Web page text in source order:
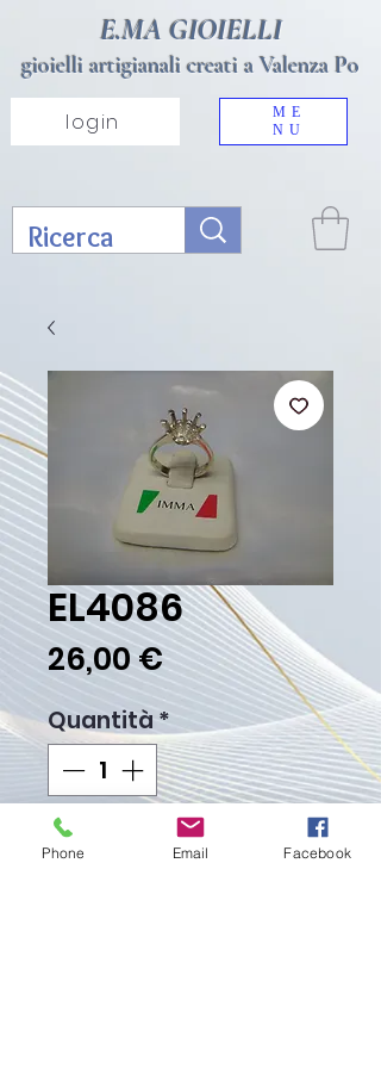
ME
NU
E.MA GIOIELLI
gioielli artigianali creati a Valenza Po
login
EL4086
26,00 €Prezzo
Quantità *
Aggiungi al carrello
Phone Email Facebook